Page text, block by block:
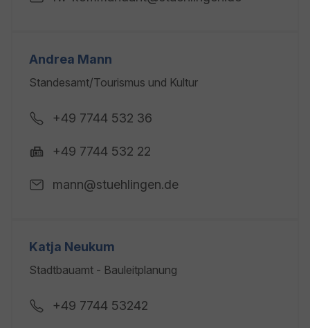
Andrea Mann
Standesamt/Tourismus und Kultur
+49 7744 532 36
+49 7744 532 22
mann@stuehlingen.de
Katja Neukum
Stadtbauamt - Bauleitplanung
+49 7744 53242